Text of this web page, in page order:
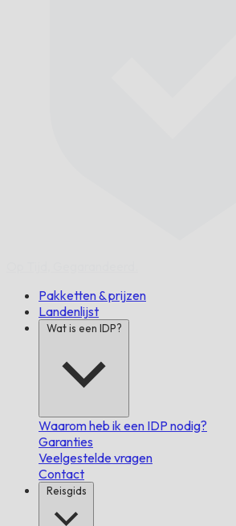
Pakketten & prijzen
Landenlijst
Wat is een IDP?
Waarom heb ik een IDP nodig?
Garanties
Veelgestelde vragen
Contact
Reisgids